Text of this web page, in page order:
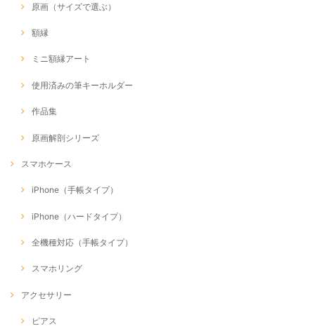
原画（サイズで選ぶ）
額縁
ミニ額縁アート
使用済みの筆キーホルダー
作品集
原画解剖シリーズ
スマホケース
iPhone（手帳タイプ）
iPhone（ハードタイプ）
全機種対応（手帳タイプ）
スマホリング
アクセサリー
ピアス